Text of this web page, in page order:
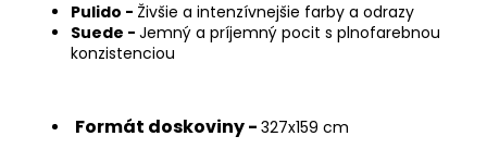
Pulido - Živšie a intenzívnejšie farby a odrazy
Suede - Jemný a príjemný pocit s plnofarebnou
konzistenciou
Formát doskoviny - 327x159 cm